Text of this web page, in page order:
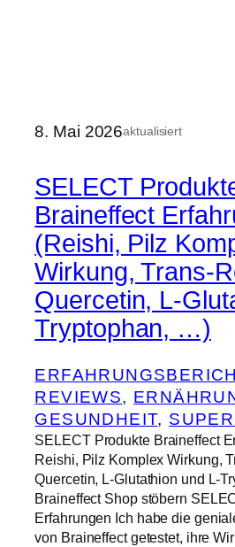
8. Mai 2026aktualisiert
SELECT
Braineffect
(Reishi, Pilz
Wirkung, Trans-
Quercetin, L-
Tryptophan, …)
REVIEWS,
GESUNDHEIT,
SELECT Produkte Braineffect
Reishi, Pilz Komplex Wirkung,
Quercetin, L-Glutathion und L-
Braineffect Shop stöbern
Erfahrungen Ich habe die
von Braineffect getestet, ihre